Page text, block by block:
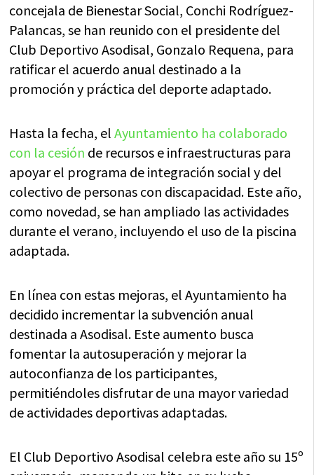
concejala de Bienestar Social, Conchi Rodríguez-
Palancas, se han reunido con el presidente del
Club Deportivo Asodisal, Gonzalo Requena, para
ratificar el acuerdo anual destinado a la
promoción y práctica del deporte adaptado.
Hasta la fecha, elAyuntamiento ha colaborado
con la cesión de recursos e infraestructuras para
apoyar el programa de integración social y del
colectivo de personas con discapacidad. Este año,
como novedad, se han ampliado las actividades
durante el verano, incluyendo el uso de la piscina
adaptada.
En línea con estas mejoras, el Ayuntamiento ha
decidido incrementar la subvención anual
destinada a Asodisal. Este aumento busca
fomentar la autosuperación y mejorar la
autoconfianza de los participantes,
permitiéndoles disfrutar de una mayor variedad
de actividades deportivas adaptadas.
El Club Deportivo Asodisal celebra este año su 15º